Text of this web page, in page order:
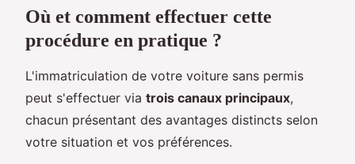
Où et comment effectuer cette
procédure en pratique ?
L'immatriculation de votre voiture sans permis
peut s'effectuer via trois canaux principaux,
chacun présentant des avantages distincts selon
votre situation et vos préférences.